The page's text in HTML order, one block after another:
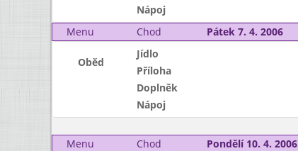
Nápoj
Menu
Chod Pátek 7. 4. 2006
Oběd
Jídlo
Příloha
Doplněk
Nápoj
Menu
Chod Pondělí 10. 4. 2006